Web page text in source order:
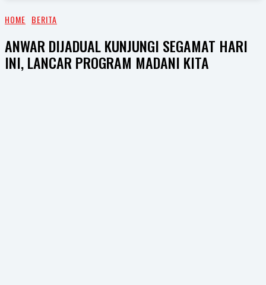
HOME BERITA
ANWAR DIJADUAL KUNJUNGI SEGAMAT HARI
INI, LANCAR PROGRAM MADANI KITA